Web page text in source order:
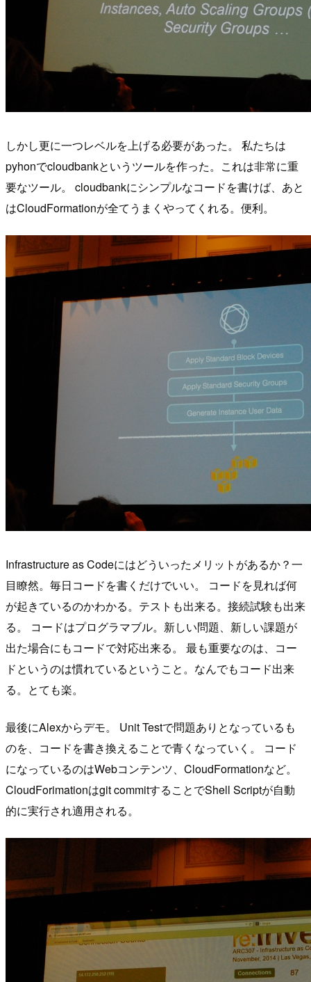
しかし更に一つレベルを上げる必要があった。 私たちは
pyhonでcloudbankというツールを作った。これは非常に重
要なツール。 cloudbankにシンプルなコードを書けば、あと
はCloudFormationが全てうまくやってくれる。便利。
Infrastructure as Codeにはどういったメリットがあるか？一
目瞭然。毎日コードを書くだけでいい。 コードを見れば何
が起きているのかわかる。テストも出来る。接続試験も出来
る。 コードはプログラマブル。新しい問題、新しい課題が
出た場合にもコードで対応出来る。 最も重要なのは、コー
ドというのは慣れているということ。なんでもコード出来
る。とても楽。
最後にAlexからデモ。 Unit Testで問題ありとなっているも
のを、コードを書き換えることで青くなっていく。 コード
になっているのはWebコンテンツ、CloudFormationなど。
CloudForimationはgit commitすることでShell Scriptが自動
的に実行され適用される。